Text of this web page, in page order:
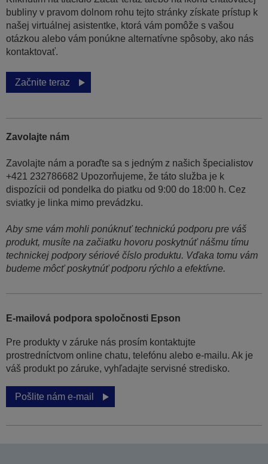
bubliny v pravom dolnom rohu tejto stránky získate prístup k
našej virtuálnej asistentke, ktorá vám pomôže s vašou
otázkou alebo vám ponúkne alternatívne spôsoby, ako nás
kontaktovať.
Začnite teraz
Zavolajte nám
Zavolajte nám a poraďte sa s jedným z našich špecialistov
+421 232786682 Upozorňujeme, že táto služba je k
dispozícii od pondelka do piatku od 9:00 do 18:00 h. Cez
sviatky je linka mimo prevádzku.
Aby sme vám mohli ponúknuť technickú podporu pre váš
produkt, musíte na začiatku hovoru poskytnúť nášmu tímu
technickej podpory sériové číslo produktu. Vďaka tomu vám
budeme môcť poskytnúť podporu rýchlo a efektívne.
E-mailová podpora spoločnosti Epson
Pre produkty v záruke nás prosím kontaktujte
prostredníctvom online chatu, telefónu alebo e-mailu. Ak je
váš produkt po záruke, vyhľadajte servisné stredisko.
Pošlite nám e-mail